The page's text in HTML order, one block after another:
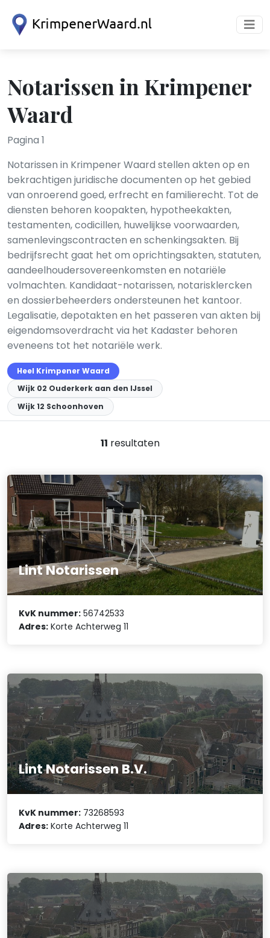
Notarissen in Krimpener
Waard
Pagina 1
Notarissen in Krimpener Waard stellen akten op en
bekrachtigen juridische documenten op het gebied
van onroerend goed, erfrecht en familierecht. Tot de
diensten behoren koopakten, hypotheekakten,
testamenten, codicillen, huwelijkse voorwaarden,
samenlevingscontracten en schenkingsakten. Bij
bedrijfsrecht gaat het om oprichtingsakten, statuten,
aandeelhoudersovereenkomsten en notariële
volmachten. Kandidaat-notarissen, notarisklercken
en dossierbeheerders ondersteunen het kantoor.
Legalisatie, depotakten en het passeren van akten bij
eigendomsoverdracht via het Kadaster behoren
eveneens tot het notariële werk.
Heel Krimpener Waard
Wijk 02 Ouderkerk aan den IJssel
Wijk 12 Schoonhoven
11 resultaten
Lint Notarissen
KvK nummer: 56742533
Adres: Korte Achterweg 11
Lint Notarissen B.V.
KvK nummer: 73268593
Adres: Korte Achterweg 11